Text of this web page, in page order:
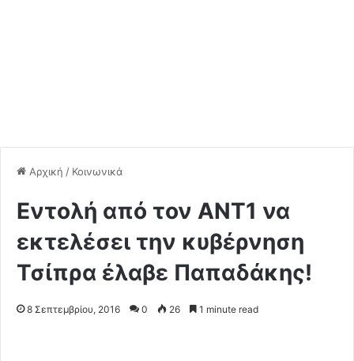
Αρχική / Κοινωνικά
Εντολή από τον ΑΝΤ1 να
εκτελέσει την κυβέρνηση
Τσίπρα έλαβε Παπαδάκης!
8 Σεπτεμβρίου, 2016 0 26 1 minute read